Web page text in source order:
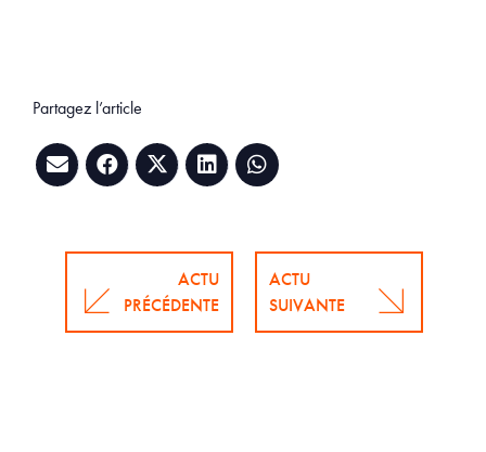
Partagez l’article
ACTU
PRÉCÉDENTE
ACTU
SUIVANTE